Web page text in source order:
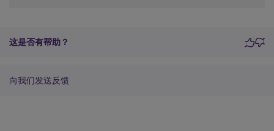
这是否有帮助？
向我们发送反馈